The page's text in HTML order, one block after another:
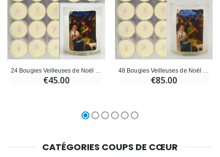
€45.00 €85.00
CATÉGORIES COUPS DE CŒUR